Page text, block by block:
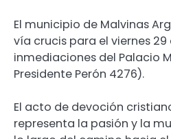
El municipio de Malvinas
vía crucis para el viernes 29
inmediaciones del Palacio
Presidente Perón 4276).
El acto de devoción
representa la pasión y la